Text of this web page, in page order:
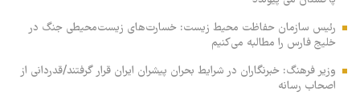
رئیس سازمان حفاظت محیط زیست: خسارت‌های زیست‌محیطی جنگ در
خلیج فارس را مطالبه‌ می‌کنیم
وزیر فرهنگ: خبرنگاران در شرایط بحران پیشران ایران قرار گرفتند/قدردانی از
اصحاب رسانه